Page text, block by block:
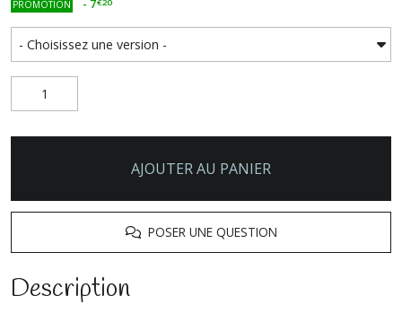
PROMOTION - 7
AJOUTER AU PANIER
POSER UNE QUESTION
Description